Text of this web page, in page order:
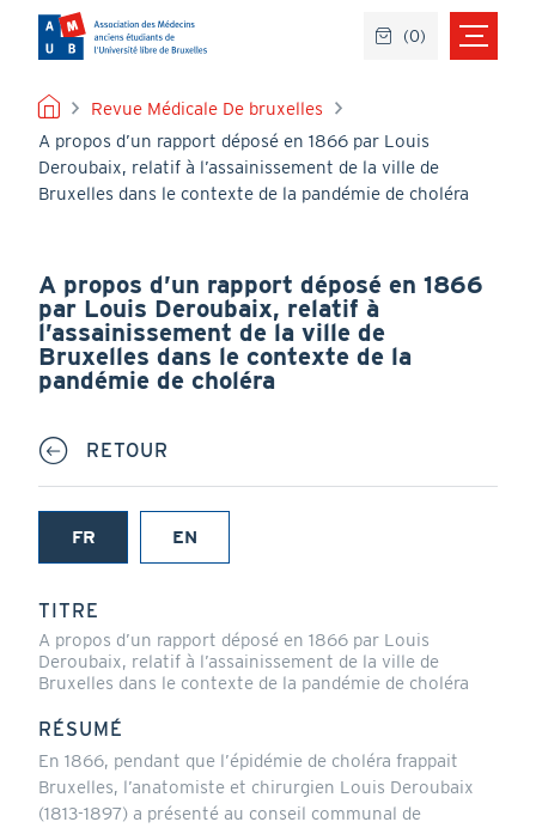
contenu
principal
FIL
D'ARIANE
Revue Médicale De bruxelles
A propos d’un rapport déposé en 1866 par Louis
Deroubaix, relatif à l’assainissement de la ville de
Bruxelles dans le contexte de la pandémie de choléra
A propos d’un rapport déposé en 1866
par Louis Deroubaix, relatif à
l’assainissement de la ville de
Bruxelles dans le contexte de la
pandémie de choléra
RETOUR
FR
(onglet
EN
TITRE
A propos d’un rapport déposé en 1866 par Louis
Deroubaix, relatif à l’assainissement de la ville de
Bruxelles dans le contexte de la pandémie de choléra
RÉSUMÉ
En 1866, pendant que l’épidémie de choléra frappait
Bruxelles, l’anatomiste et chirurgien Louis Deroubaix
(1813-1897) a présenté au conseil communal de
(0)